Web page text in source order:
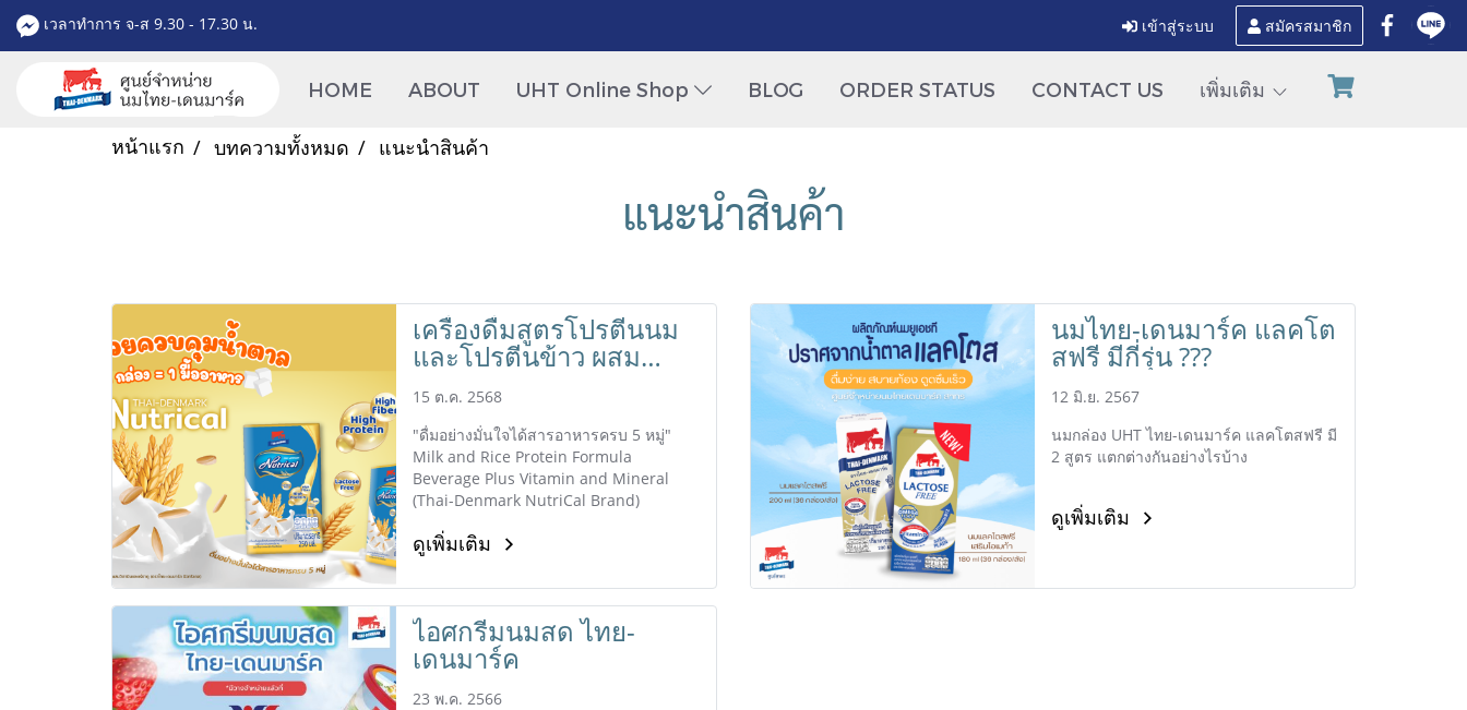
เวลาทำการ จ-ส 9.30 - 17.30 น. เข้าสู่ระบบ สมัครสมาชิก
HOME ABOUT UHT Online Shop BLOG ORDER STATUS CONTACT US เพิ่มเติม
หน้าแรก บทความทั้งหมด แนะนำสินค้า
แนะนำสินค้า
เครื่องดื่มสูตรโปรตีนนม
และโปรตีนข้าว ผสม
วิตามินและแร่ธาตุ (ตรา
ไทย-เดนมาร์ค นิวทริ
แคล)
15 ต.ค. 2568
"ดื่มอย่างมั่นใจได้สารอาหารครบ 5 หมู่"
Milk and Rice Protein Formula
Beverage Plus Vitamin and Mineral
(Thai-Denmark NutriCal Brand)
ดูเพิ่มเติม
นมไทย-เดนมาร์ค แลคโต
สฟรี มีกี่รุ่น ???
12 มิ.ย. 2567
นมกล่อง UHT ไทย-เดนมาร์ค แลคโตสฟรี มี
2 สูตร แตกต่างกันอย่างไรบ้าง
ดูเพิ่มเติม
ไอศกรีมนมสด ไทย-
เดนมาร์ค
23 พ.ค. 2566